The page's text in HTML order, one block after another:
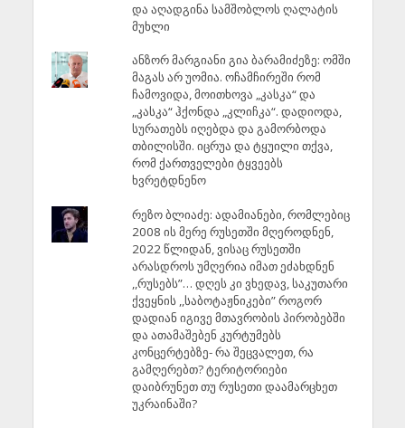
და აღადგინა სამშობლოს ღალატის
მუხლი
ანზორ მარგიანი გია ბარამიძეზე: ომში
მაგას არ უომია. ოჩამჩირეში რომ
ჩამოვიდა, მოითხოვა „კასკა“ და
„კასკა“ ჰქონდა „კლიჩკა“. დადიოდა,
სურათებს იღებდა და გამორბოდა
თბილისში. იცრუა და ტყუილი თქვა,
რომ ქართველები ტყვეებს
ხვრეტდნენო
რეზო ბლიაძე: ადამიანები, რომლებიც
2008 ის მერე რუსეთში მღეროდნენ,
2022 წლიდან, ვისაც რუსეთში
არასდროს უმღერია იმათ ეძახდნენ
,,რუსებს”… დღეს კი ვხედავ, საკუთარი
ქვეყნის ,,საბოტაჟნიკები” როგორ
დადიან იგივე მთავრობის პირობებში
და ათამაშებენ კურტუმებს
კონცერტებზე- რა შეცვალეთ, რა
გამღერებთ? ტერიტორიები
დაიბრუნეთ თუ რუსეთი დაამარცხეთ
უკრაინაში?